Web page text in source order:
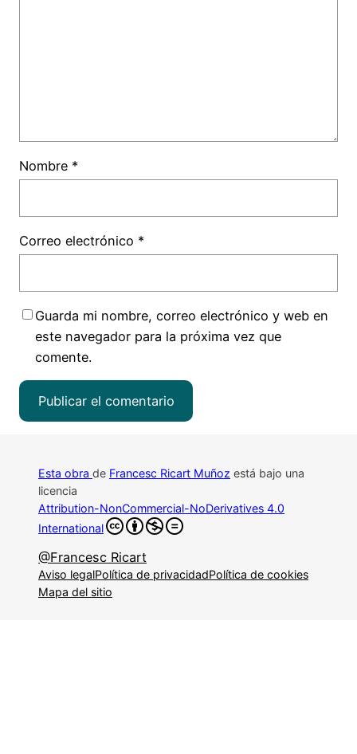
Nombre *
Correo electrónico *
Guarda mi nombre, correo electrónico y web en
este navegador para la próxima vez que
comente.
Esta obra de Francesc Ricart Muñoz está bajo una
licencia
Attribution-NonCommercial-NoDerivatives 4.0
International
@Francesc Ricart
Aviso legalPolítica de privacidadPolítica de cookies
Mapa del sitio